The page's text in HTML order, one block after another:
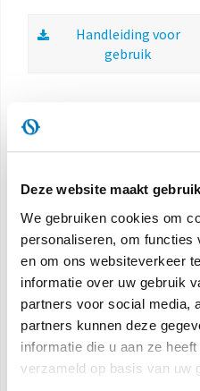
Deze website maakt
We gebruiken cookies om
personaliseren, om functies
en om ons websiteverkeer
informatie over uw gebruik
partners voor social media,
partners kunnen deze
informatie die u aan ze
verzameld op basis van uw
Handleiding voor
gebruik